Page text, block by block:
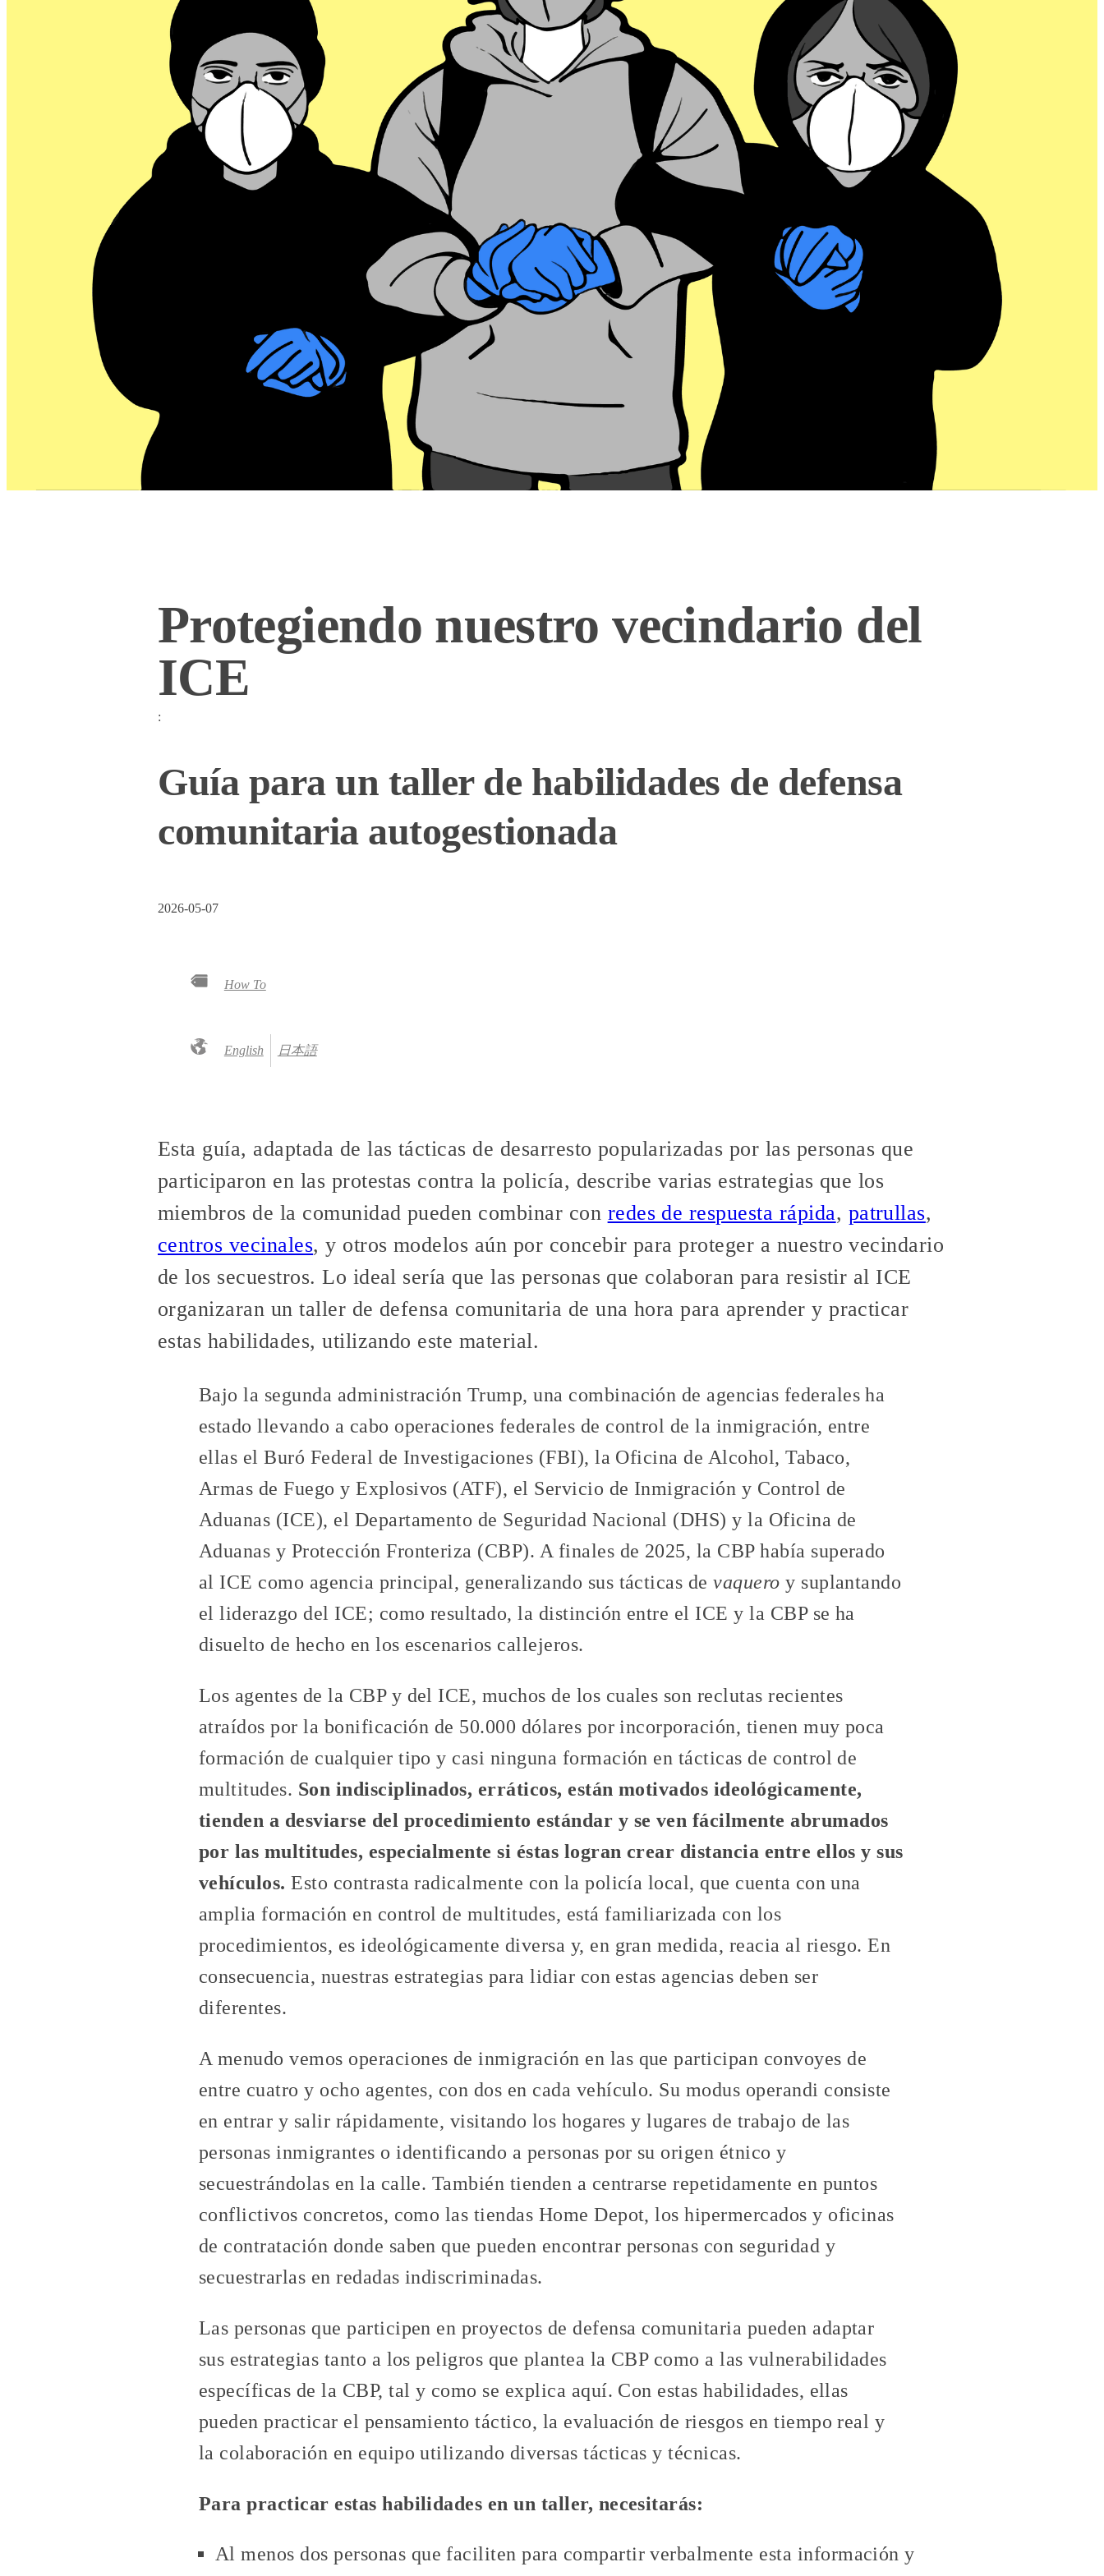
Protegiendo nuestro vecindario del
ICE
:
Guía para un taller de habilidades de defensa
comunitaria autogestionada
2026-05-07
How To
English 日本語
Esta guía, adaptada de las tácticas de desarresto popularizadas por las personas que
participaron en las protestas contra la policía, describe varias estrategias que los
miembros de la comunidad pueden combinar con redes de respuesta rápida, patrullas,
centros vecinales, y otros modelos aún por concebir para proteger a nuestro vecindario
de los secuestros. Lo ideal sería que las personas que colaboran para resistir al ICE
organizaran un taller de defensa comunitaria de una hora para aprender y practicar
estas habilidades, utilizando este material.
Bajo la segunda administración Trump, una combinación de agencias federales ha
estado llevando a cabo operaciones federales de control de la inmigración, entre
ellas el Buró Federal de Investigaciones (FBI), la Oficina de Alcohol, Tabaco,
Armas de Fuego y Explosivos (ATF), el Servicio de Inmigración y Control de
Aduanas (ICE), el Departamento de Seguridad Nacional (DHS) y la Oficina de
Aduanas y Protección Fronteriza (CBP). A finales de 2025, la CBP había superado
al ICE como agencia principal, generalizando sus tácticas devaquero y suplantando
el liderazgo del ICE; como resultado, la distinción entre el ICE y la CBP se ha
disuelto de hecho en los escenarios callejeros.
Los agentes de la CBP y del ICE, muchos de los cuales son reclutas recientes
atraídos por la bonificación de 50.000 dólares por incorporación, tienen muy poca
formación de cualquier tipo y casi ninguna formación en tácticas de control de
multitudes. Son indisciplinados, erráticos, están motivados ideológicamente,
tienden a desviarse del procedimiento estándar y se ven fácilmente abrumados
por las multitudes, especialmente si éstas logran crear distancia entre ellos y sus
vehículos. Esto contrasta radicalmente con la policía local, que cuenta con una
amplia formación en control de multitudes, está familiarizada con los
procedimientos, es ideológicamente diversa y, en gran medida, reacia al riesgo. En
consecuencia, nuestras estrategias para lidiar con estas agencias deben ser
diferentes.
A menudo vemos operaciones de inmigración en las que participan convoyes de
entre cuatro y ocho agentes, con dos en cada vehículo. Su modus operandi consiste
en entrar y salir rápidamente, visitando los hogares y lugares de trabajo de las
personas inmigrantes o identificando a personas por su origen étnico y
secuestrándolas en la calle. También tienden a centrarse repetidamente en puntos
conflictivos concretos, como las tiendas Home Depot, los hipermercados y oficinas
de contratación donde saben que pueden encontrar personas con seguridad y
secuestrarlas en redadas indiscriminadas.
Las personas que participen en proyectos de defensa comunitaria pueden adaptar
sus estrategias tanto a los peligros que plantea la CBP como a las vulnerabilidades
específicas de la CBP, tal y como se explica aquí. Con estas habilidades, ellas
pueden practicar el pensamiento táctico, la evaluación de riesgos en tiempo real y
la colaboración en equipo utilizando diversas tácticas y técnicas.
Para practicar estas habilidades en un taller, necesitarás:
Al menos dos personas que faciliten para compartir verbalmente esta información y